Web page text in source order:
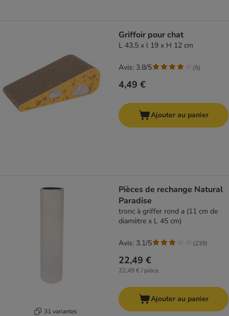
Griffoir pour chat
L 43,5 x l 19 x H 12 cm
4,49 €
Avis: 3.8/5 (5)
Ajouter au panier
31 variantes
Pièces de rechange Natural
Paradise
tronc à griffer rond a (11 cm de
diamètre x L 45 cm)
22,49 €
22,49 € / pièce
Avis: 3.1/5 (239)
Ajouter au panier